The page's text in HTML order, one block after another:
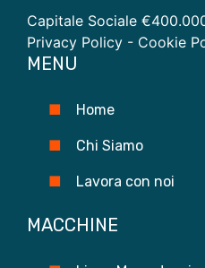
Capitale Sociale
Privacy Policy - Cookie
MENU
Home
Chi Siamo
Lavora con noi
MACCHINE